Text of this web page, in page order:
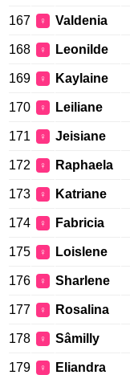
167 ♀ Valdenia
168 ♀ Leonilde
169 ♀ Kaylaine
170 ♀ Leiliane
171 ♀ Jeisiane
172 ♀ Raphaela
173 ♀ Katriane
174 ♀ Fabricia
175 ♀ Loislene
176 ♀ Sharlene
177 ♀ Rosalina
178 ♀ Sâmilly
179 ♀ Eliandra